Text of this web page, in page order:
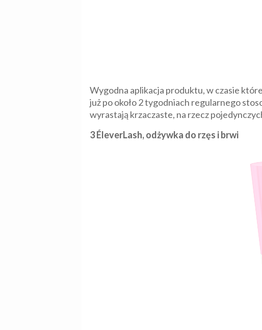
Wygodna aplikacja produktu, w czasie
już po około 2 tygodniach regularnego
wyrastają krzaczaste, na rzecz
3 ÉleverLash, odżywka do rzęs i brwi